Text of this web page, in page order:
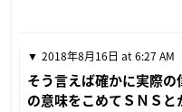
2018年8月16日 at 6:27 AM
そう言えば確かに実際
の意味をこめてＳＮＳ